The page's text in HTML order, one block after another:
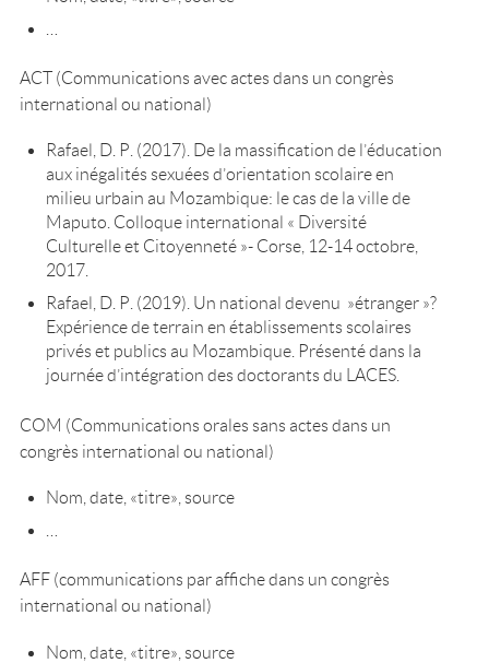
ACT (Communications avec actes dans un congrès
international ou national)
Rafael, D. P. (2017). De la massification de l’éducation
aux inégalités sexuées d’orientation scolaire en
milieu urbain au Mozambique: le cas de la ville de
Maputo. Colloque international « Diversité
Culturelle et Citoyenneté »- Corse, 12-14 octobre,
2017.
Rafael, D. P. (2019). Un national devenu »étranger »?
Expérience de terrain en établissements scolaires
privés et publics au Mozambique. Présenté dans la
journée d’intégration des doctorants du LACES.
COM (Communications orales sans actes dans un
congrès international ou national)
Nom, date, «titre», source
AFF (communications par affiche dans un congrès
international ou national)
Nom, date, «titre», source